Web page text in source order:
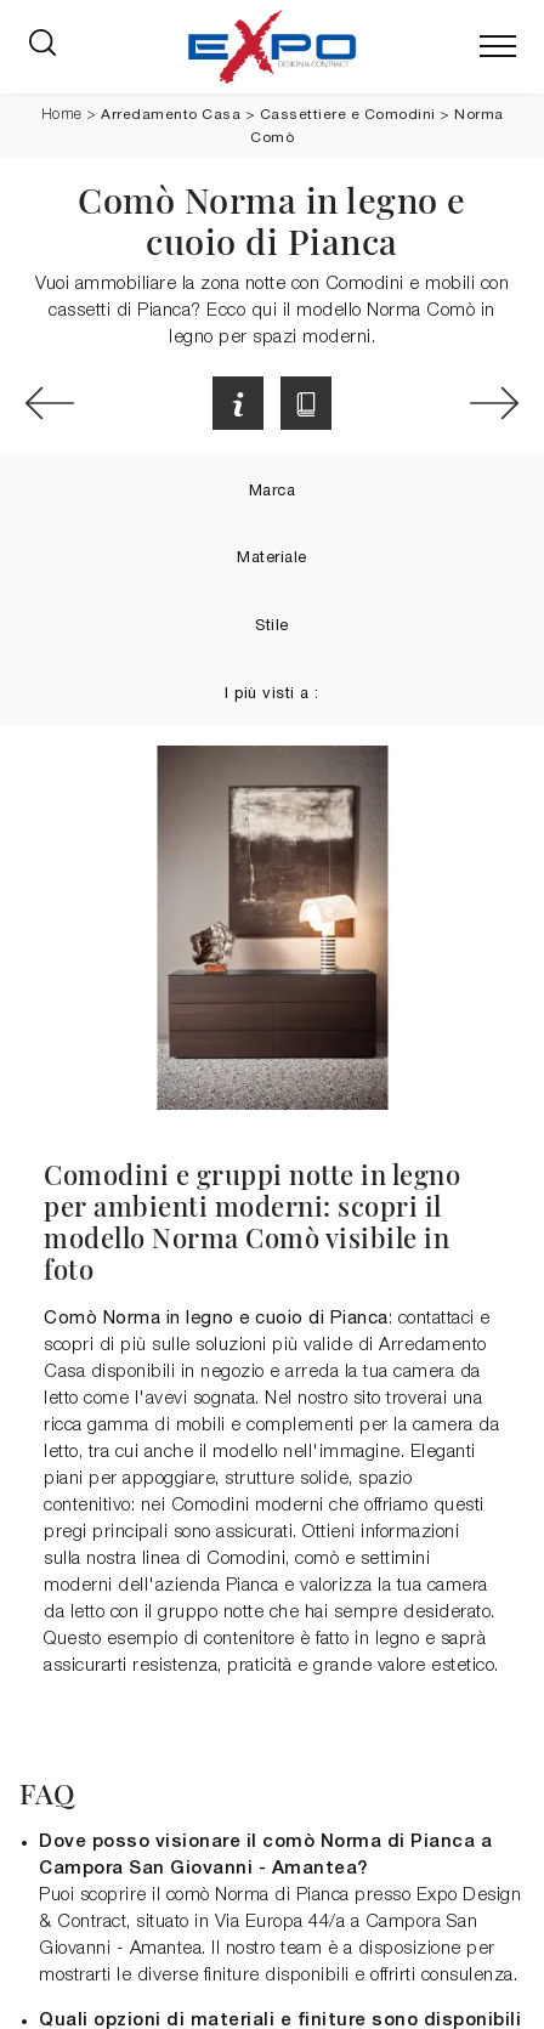
Home > Arredamento Casa > Cassettiere e Comodini > Norma
Comò
Comò Norma in legno e
cuoio di Pianca
Vuoi ammobiliare la zona notte con Comodini e mobili con
cassetti di Pianca? Ecco qui il modello Norma Comò in
legno per spazi moderni.
Marca
Materiale
Stile
I più visti a :
Comodini e gruppi notte in legno
per ambienti moderni: scopri il
modello Norma Comò visibile in
foto
Comò Norma in legno e cuoio di Pianca: contattaci e
scopri di più sulle soluzioni più valide di Arredamento
Casa disponibili in negozio e arreda la tua camera da
letto come l'avevi sognata. Nel nostro sito troverai una
ricca gamma di mobili e complementi per la camera da
letto, tra cui anche il modello nell'immagine. Eleganti
piani per appoggiare, strutture solide, spazio
contenitivo: nei Comodini moderni che offriamo questi
pregi principali sono assicurati. Ottieni informazioni
sulla nostra linea di Comodini, comò e settimini
moderni dell'azienda Pianca e valorizza la tua camera
da letto con il gruppo notte che hai sempre desiderato.
Questo esempio di contenitore è fatto in legno e saprà
assicurarti resistenza, praticità e grande valore estetico.
FAQ
Dove posso visionare il comò Norma di Pianca a
Campora San Giovanni - Amantea?
Puoi scoprire il comò Norma di Pianca presso Expo Design
& Contract, situato in Via Europa 44/a a Campora San
Giovanni - Amantea. Il nostro team è a disposizione per
mostrarti le diverse finiture disponibili e offrirti consulenza.
Quali opzioni di materiali e finiture sono disponibili